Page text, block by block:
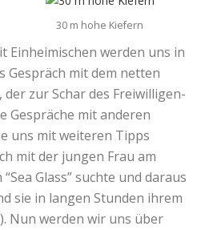
30 m hohe Kiefern
Einheimischen werden uns in
Gespräch mit dem netten
zur Schar des Freiwilligen-
Gespräche mit anderen
uns mit weiteren Tipps
mit der jungen Frau am
Glass” suchte und daraus
sie in langen Stunden ihrem
Nun werden wir uns über